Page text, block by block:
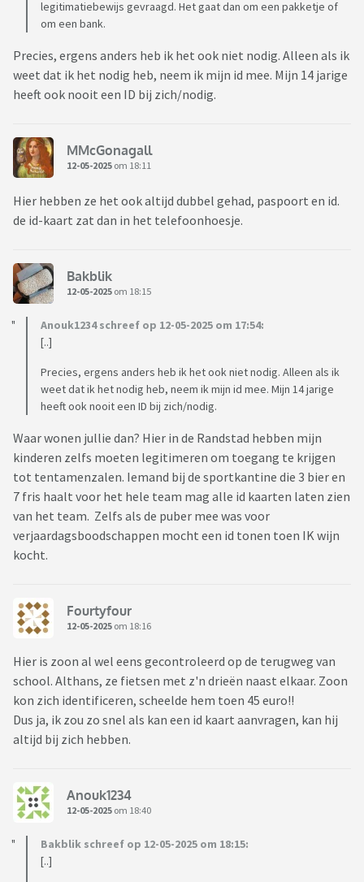
legitimatiebewijs gevraagd. Het gaat dan om een pakketje of
om een bank.
Precies, ergens anders heb ik het ook niet nodig. Alleen als ik
weet dat ik het nodig heb, neem ik mijn id mee. Mijn 14 jarige
heeft ook nooit een ID bij zich/nodig.
MMcGonagall
12-05-2025 om 18:11
Hier hebben ze het ook altijd dubbel gehad, paspoort en id.
de id-kaart zat dan in het telefoonhoesje.
Bakblik
12-05-2025 om 18:15
Anouk1234 schreef op 12-05-2025 om 17:54:
[..]
Precies, ergens anders heb ik het ook niet nodig. Alleen als ik
weet dat ik het nodig heb, neem ik mijn id mee. Mijn 14 jarige
heeft ook nooit een ID bij zich/nodig.
Waar wonen jullie dan? Hier in de Randstad hebben mijn
kinderen zelfs moeten legitimeren om toegang te krijgen
tot tentamenzalen. Iemand bij de sportkantine die 3 bier en
7 fris haalt voor het hele team mag alle id kaarten laten zien
van het team. Zelfs als de puber mee was voor
verjaardagsboodschappen mocht een id tonen toen IK wijn
kocht.
Fourtyfour
12-05-2025 om 18:16
Hier is zoon al wel eens gecontroleerd op de terugweg van
school. Althans, ze fietsen met z'n drieën naast elkaar. Zoon
kon zich identificeren, scheelde hem toen 45 euro!!
Dus ja, ik zou zo snel als kan een id kaart aanvragen, kan hij
altijd bij zich hebben.
Anouk1234
12-05-2025 om 18:40
Bakblik schreef op 12-05-2025 om 18:15:
[..]